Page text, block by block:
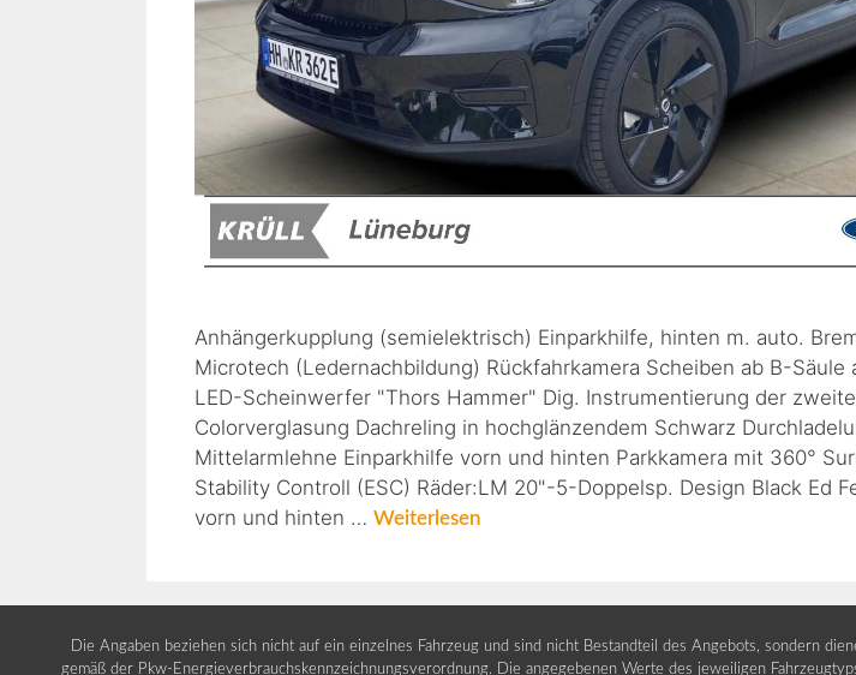
Anhängerkupplung (semielektrisch) Einparkhilfe, hinten m. auto.
Microtech (Ledernachbildung) Rückfahrkamera Scheiben ab B-Säule
LED-Scheinwerfer "Thors Hammer" Dig. Instrumentierung der
Colorverglasung Dachreling in hochglänzendem Schwarz
Mittelarmlehne Einparkhilfe vorn und hinten Parkkamera mit 360°
Stability Controll (ESC) Räder:LM 20"-5-Doppelsp. Design Black Ed
vorn und hinten … Weiterlesen
Die Angaben beziehen sich nicht auf ein einzelnes Fahrzeug und sind nicht Bestandteil des Angebots, sondern
gemäß der Pkw-Energieverbrauchskennzeichnungsverordnung. Die angegebenen Werte des jeweiligen